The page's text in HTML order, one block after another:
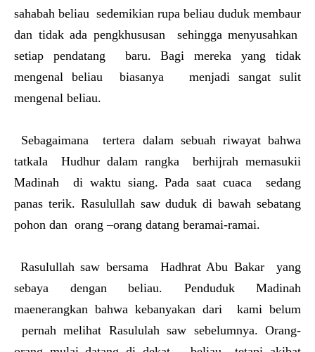
sahabah beliau sedemikian rupa beliau duduk membaur
dan tidak ada pengkhususan sehingga menyusahkan
setiap pendatang baru. Bagi mereka yang tidak
mengenal beliau biasanya menjadi sangat sulit
mengenal beliau.
Sebagaimana tertera dalam sebuah riwayat bahwa
tatkala Hudhur dalam rangka berhijrah memasukii
Madinah di waktu siang. Pada saat cuaca sedang
panas terik. Rasulullah saw duduk di bawah sebatang
pohon dan orang –orang datang beramai-ramai.
Rasulullah saw bersama Hadhrat Abu Bakar yang
sebaya dengan beliau. Penduduk Madinah
maenerangkan bahwa kebanyakan dari kami belum
pernah melihat Rasululah saw sebelumnya. Orang-